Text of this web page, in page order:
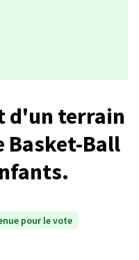
d'un terrain
Basket-Ball
pour le vote